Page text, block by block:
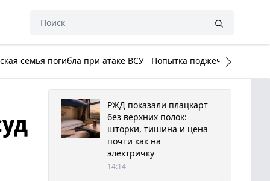
семья погибла при атаке ВСУ Попытка поджечь Белый
РЖД показали плацкарт
без верхних полок:
шторки, тишина и цена
почти как на
электричку
14:14